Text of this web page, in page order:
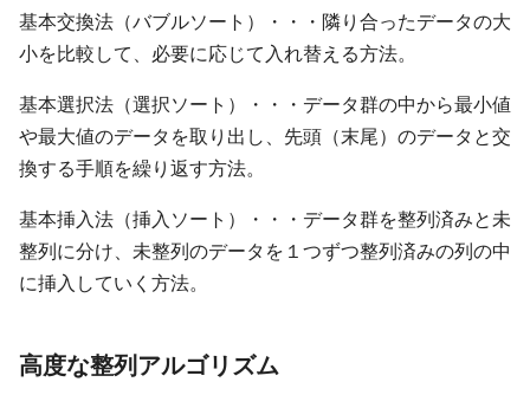
基本交換法（バブルソート）・・・隣り合ったデータの大
小を比較して、必要に応じて入れ替える方法。
基本選択法（選択ソート）・・・データ群の中から最小値
や最大値のデータを取り出し、先頭（末尾）のデータと交
換する手順を繰り返す方法。
基本挿入法（挿入ソート）・・・データ群を整列済みと未
整列に分け、未整列のデータを１つずつ整列済みの列の中
に挿入していく方法。
高度な整列アルゴリズム